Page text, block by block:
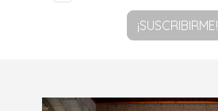
¡SUSCRIBIRME!